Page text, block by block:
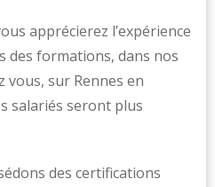
apprécierez l’expérience
des formations, dans nos
vous, sur Rennes en
salariés seront plus
des certifications